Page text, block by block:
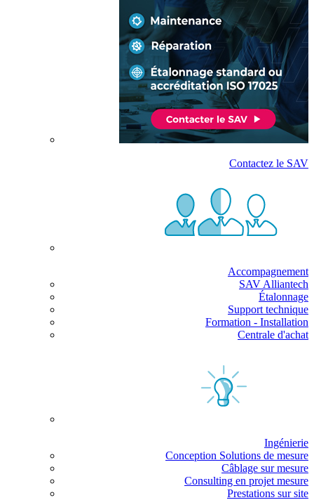
Contactez le SAV
Accompagnement
SAV Alliantech
Étalonnage
Support technique
Formation - Installation
Centrale d'achat
Ingénierie
Conception Solutions de mesure
Câblage sur mesure
Consulting en projet mesure
Prestations sur site